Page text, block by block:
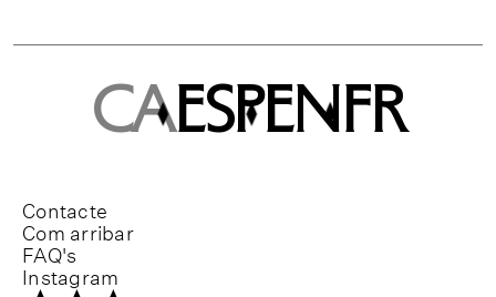
CAESPEN FR
Contacte
Com arribar
FAQ's
Instagram